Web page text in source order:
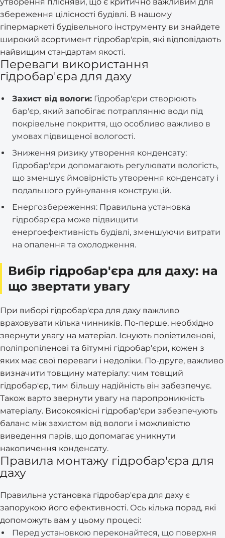
збереження цілісності будівлі. В нашому
гіпермаркеті будівельного інструменту ви знайдете
широкий асортимент гідробар'єрів, які відповідають
найвищим стандартам якості.
Переваги використання
гідробар'єра для даху
Захист від вологи: Гідробар'єри створюють
бар'єр, який запобігає потраплянню води під
покрівельне покриття, що особливо важливо в
умовах підвищеної вологості.
Зниження ризику утворення конденсату:
Гідробар'єри допомагають регулювати вологість,
що зменшує ймовірність утворення конденсату і
подальшого руйнування конструкцій.
Енергозбереження: Правильна установка
гідробар'єра може підвищити
енергоефективність будівлі, зменшуючи витрати
на опалення та охолодження.
Вибір гідробар'єра для даху: на
що звертати увагу
При виборі гідробар'єра для даху важливо
враховувати кілька чинників. По-перше, необхідно
звернути увагу на матеріал. Існують поліетиленові,
поліпропіленові та бітумні гідробар'єри, кожен з
яких має свої переваги і недоліки. По-друге, важливо
визначити товщину матеріалу: чим товщий
гідробар'єр, тим більшу надійність він забезпечує.
Також варто звернути увагу на паропроникність
матеріалу. Високоякісні гідробар'єри забезпечують
баланс між захистом від вологи і можливістю
виведення парів, що допомагає уникнути
накопичення конденсату.
Правила монтажу гідробар'єра для
даху
Правильна установка гідробар'єра для даху є
запорукою його ефективності. Ось кілька порад, які
допоможуть вам у цьому процесі:
Перед установкою переконайтеся, що поверхня